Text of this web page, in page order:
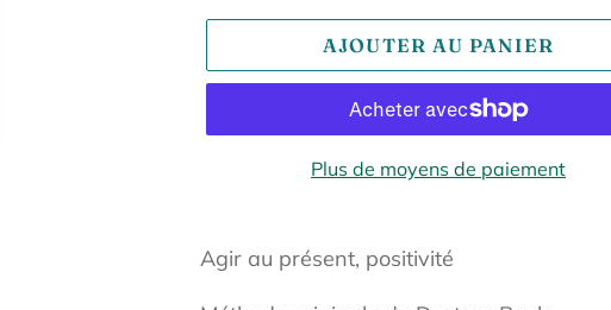
AJOUTER AU PANIER
Plus de moyens de paiement
d'un
Agir au présent, positivité